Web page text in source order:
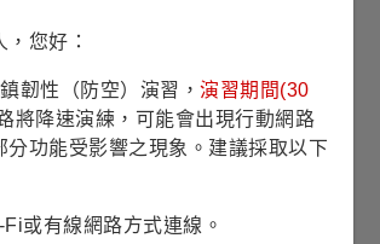
2026/01
2020 2025
基金過去績效不代表未來績效之表現。
您好：
韌性（防空）演習，演習期間(30
將降速演練，可能會出現行動網路
分功能受影響之現象。建議採取以下
或有線網路方式連線。